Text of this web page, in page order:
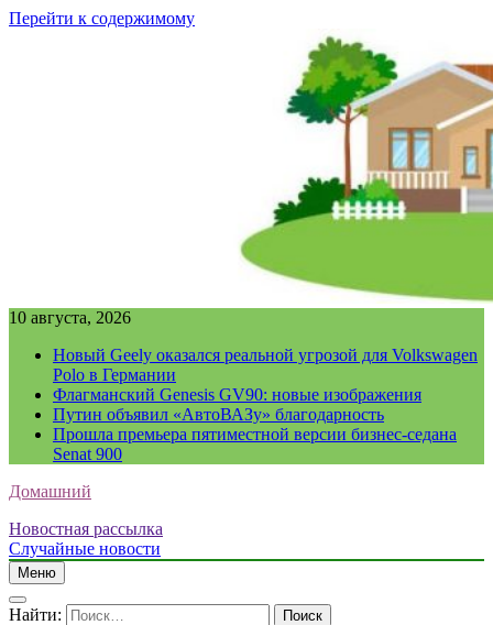
Перейти к содержимому
10 августа, 2026
Новый Geely оказался реальной угрозой для Volkswagen
Polo в Германии
Флагманский Genesis GV90: новые изображения
Путин объявил «АвтоВАЗу» благодарность
Прошла премьера пятиместной версии бизнес-седана
Senat 900
Домашний
Новостная рассылка
Случайные новости
Меню
Найти: